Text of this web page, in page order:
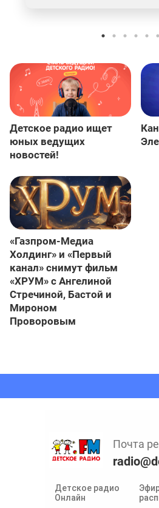
Детское радио ищет
юных ведущих
новостей!
«Газпром-Медиа
Холдинг» и «Первый
канал» снимут фильм
«ХРУМ» с Ангелиной
Стречиной, Бастой и
Мироном
Проворовым
Детское радио
Онлайн
Почта